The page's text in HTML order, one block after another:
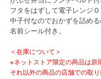
フタをはずして電子レンジＯ
中子付なのでおかずを詰める
名前シール付き。
＜在庫について＞
※ネットストア限定の商品は原
それ以外の商品の店舗での取